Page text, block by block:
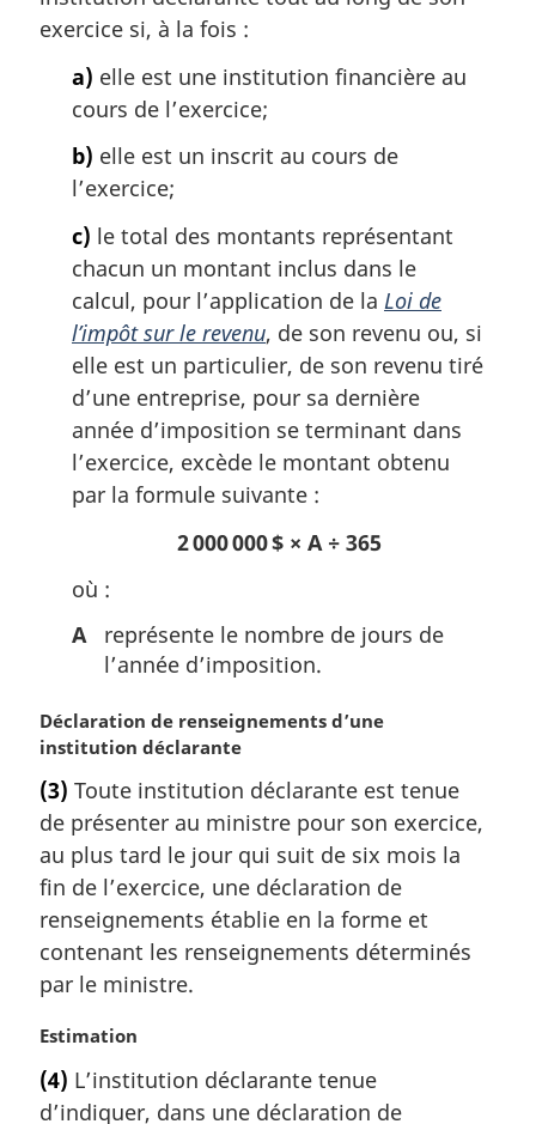
g
iexercice si, à la fois :
a) elle est une institution financière au
cours de l’exercice;
b) elle est un inscrit au cours de
l’exercice;
c) le total des montants représentant
chacun un montant inclus dans le
calcul, pour l’application de la Loi de
l’impôt sur le revenu, de son revenu ou, si
elle est un particulier, de son revenu tiré
d’une entreprise, pour sa dernière
année d’imposition se terminant dans
l’exercice, excède le montant obtenu
par la formule suivante :
2 000 000 $ × A ÷ 365
où :
A
représente le nombre de jours de
l’année d’imposition.
N
o
e
m
a
r
i
n
a
e
Déclaration de renseignements d’une
institution déclarante
(3) Toute institution déclarante est tenue
de présenter au ministre pour son exercice,
au plus tard le jour qui suit de six mois la
fin de l’exercice, une déclaration de
renseignements établie en la forme et
contenant les renseignements déterminés
par le ministre.
N
t
e
Estimation
(4) L’institution déclarante tenue
d’indiquer, dans une déclaration de